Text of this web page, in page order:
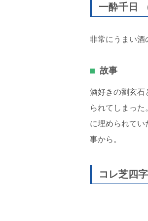
一酔千日
非常にうまい酒
故事
酒好きの劉玄石
られてしまっ
に埋められてい
事から。
コレ芝四